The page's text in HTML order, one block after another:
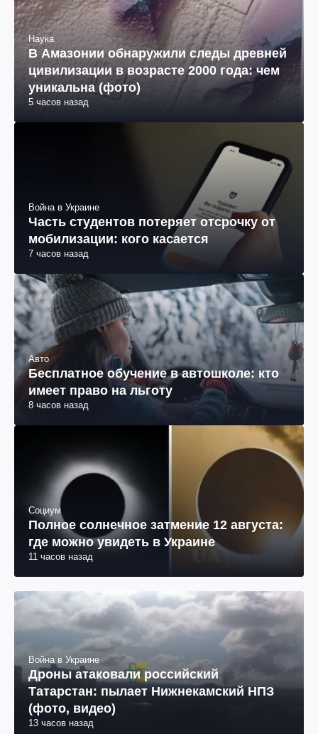
Наука
В Амазонии обнаружили следы древней
цивилизации в возрасте 2000 года: чем
уникальна (фото)
5 часов назад
Война в Украине
Часть студентов потеряет отсрочку от
мобилизации: кого касается
7 часов назад
Авто
Бесплатное обучение в автошколе: кто
имеет право на льготу
8 часов назад
Социум
Полное солнечное затмение 12 августа:
где можно увидеть в Украине
11 часов назад
Война в Украине
Дроны атаковали российский
Татарстан: пылает Нижнекамский НПЗ
(фото, видео)
13 часов назад